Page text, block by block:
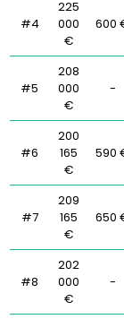
#4
225
000
€
600
#5
208
000
€
-
#6
200
165
€
590
#7
209
165
€
650
#8
202
000
€
-